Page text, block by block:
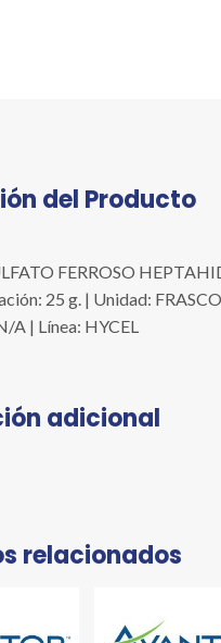
del Producto
FERROSO
25 g. | Unidad:
A | Línea: HYCEL
adicional
relacionados